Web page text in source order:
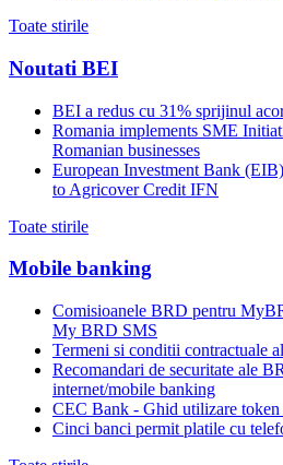
Toate stirile
Noutati BEI
BEI a redus cu 31% sprijinul
Romania implements SME
Romanian businesses
European Investment Bank
to Agricover Credit IFN
Toate stirile
Mobile banking
Comisioanele BRD pentru
My BRD SMS
Termeni si conditii contractuale
Recomandari de securitate ale
internet/mobile banking
CEC Bank - Ghid utilizare token
Cinci banci permit platile cu